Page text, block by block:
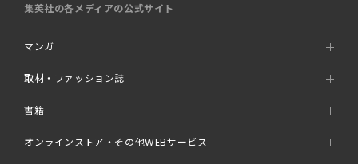
集英社の各メディアの公式サイト
マンガ
取材・ファッション誌
書籍
オンラインストア・その他WEBサービス